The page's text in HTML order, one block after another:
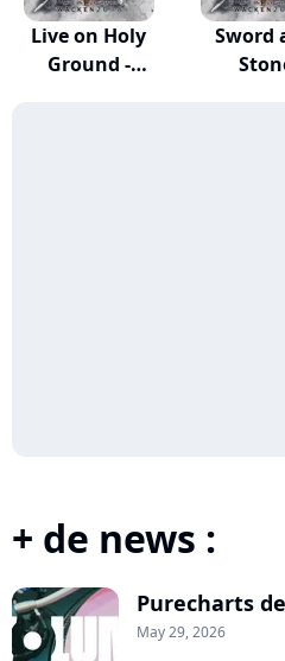
Live on Holy
Ground -
Sword
+ de news :
Purecharts
May 29, 2026